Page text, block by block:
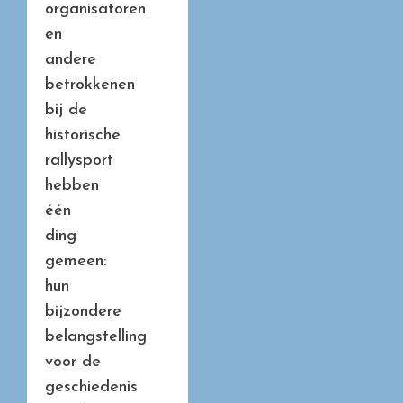
organisatoren
en
andere
betrokkenen
bij de
historische
rallysport
hebben
één
ding
gemeen:
hun
bijzondere
belangstelling
voor de
geschiedenis